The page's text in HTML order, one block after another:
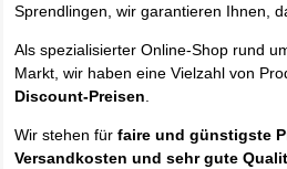
Sprendlingen, wir garantieren Ihnen,
Als spezialisierter Online-Shop rund
Markt, wir haben eine Vielzahl von
Discount-Preisen.
Wir stehen fürfaire und günstigste
Versandkosten und sehr gute